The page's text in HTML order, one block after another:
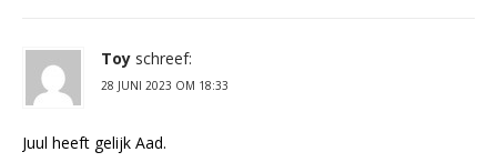
Toy schreef:
28 JUNI 2023 OM 18:33
Juul heeft gelijk Aad.